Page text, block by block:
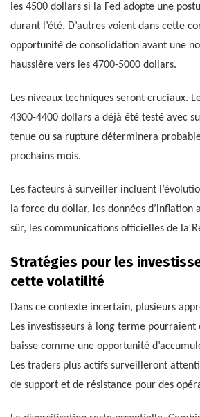
les 4500 dollars si la Fed adopte une
durant l’été. D’autres voient dans cette
opportunité de consolidation avant une
haussière vers les 4700-5000 dollars.
Les niveaux techniques seront cruciaux.
4300-4400 dollars a déjà été testé avec
tenue ou sa rupture déterminera
prochains mois.
Les facteurs à surveiller incluent
la force du dollar, les données d’inflation
sûr, les communications officielles de la
Stratégies pour les
cette volatilité
Dans ce contexte incertain, plusieurs
Les investisseurs à long terme
baisse comme une opportunité
Les traders plus actifs surveilleront
de support et de résistance pour des